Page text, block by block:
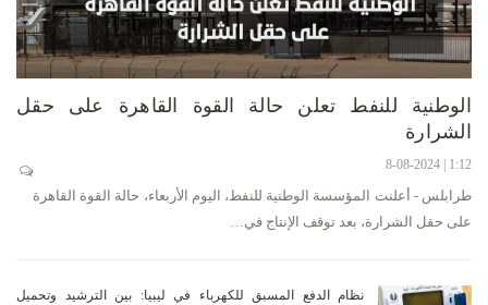
الوطنية للنفط تعلن حالة القوة القاهرة على حقل
الشرارة
1:12 | 8-08-2024
طرابلس - أعلنت المؤسسة الوطنية للنفط، اليوم الأربعاء، حالة القوة القاهرة
على حقل الشرارة، بعد توقف الإنتاج في…
نظام الدفع المسبق للكهرباء في ليبيا: بين الترشيد وتحميل